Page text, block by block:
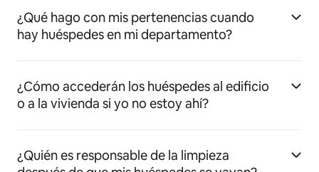
¿Qué hago con mis pertenencias cuando
hay huéspedes en mi departamento?
¿Cómo accederán los huéspedes al edificio
o a la vivienda si yo no estoy ahí?
¿Quién es responsable de la limpieza